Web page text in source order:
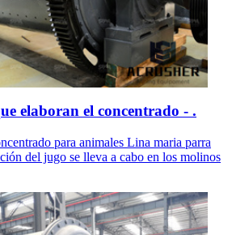
elaboran el concentrado - .
para animales Lina maria parra
del jugo se lleva a cabo en los molinos